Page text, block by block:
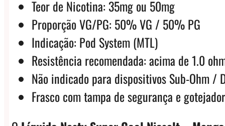
Teor de Nicotina: 35mg ou 50mg
Proporção VG/PG: 50% VG / 50% PG
Indicação: Pod System (MTL)
Resistência recomendada: acima de 1.0
Não indicado para dispositivos Sub-Ohm /
Frasco com tampa de segurança e gotejador